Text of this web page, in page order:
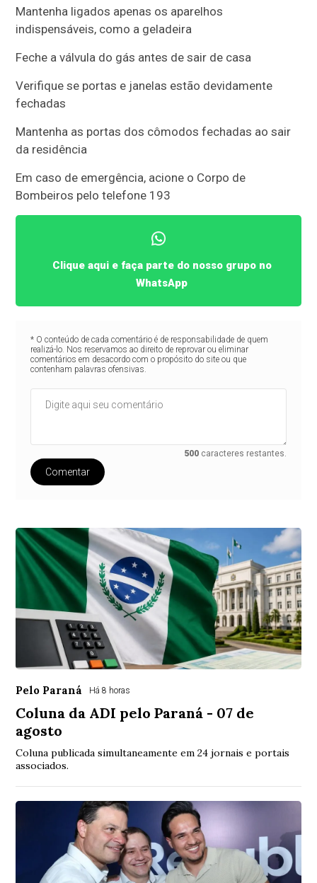
Mantenha ligados apenas os aparelhos
indispensáveis, como a geladeira
Feche a válvula do gás antes de sair de casa
Verifique se portas e janelas estão devidamente
fechadas
Mantenha as portas dos cômodos fechadas ao sair
da residência
Em caso de emergência, acione o Corpo de
Bombeiros pelo telefone 193
Clique aqui e faça parte do nosso grupo no
WhatsApp
* O conteúdo de cada comentário é de responsabilidade de quem
realizá-lo. Nos reservamos ao direito de reprovar ou eliminar
comentários em desacordo com o propósito do site ou que
contenham palavras ofensivas.
500 caracteres restantes.
Comentar
Pelo Paraná Há 8 horas
Coluna da ADI pelo Paraná - 07 de
agosto
Coluna publicada simultaneamente em 24 jornais e portais
associados.